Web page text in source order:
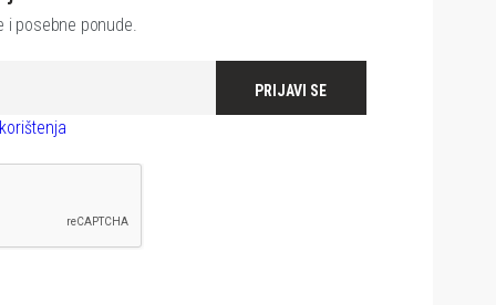
i posebne ponude.
PRIJAVI SE